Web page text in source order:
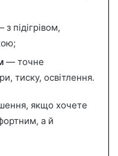
з підігрівом,
— точне
тиску, освітлення.
якщо хочете
а й